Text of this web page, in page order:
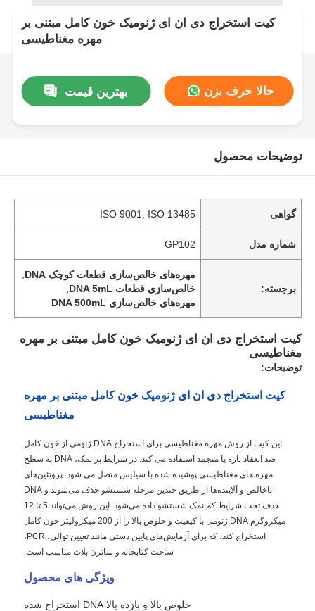
کیت استخراج دی ان ای ژنومیک خون کامل مبتنی بر
مهره مغناطیسی
بهترین قیمت حالا حرف بزن
توضیحات محصول
گواهی ISO 9001, ISO 13485
شماره مدل GP102
برجسته:
مهره‌های خالص‌سازی قطعات کوچک DNA
خالص‌سازی قطعات DNA 5mL
مهره‌های خالص‌سازی DNA 500mL
کیت استخراج دی ان ای ژنومیک خون کامل مبتنی بر مهره
مغناطیسی
توضیحات:
کیت استخراج دی ان ای ژنومیک خون کامل مبتنی بر مهره
مغناطیسی
این کیت از روش مهره مغناطیسی برای استخراج DNA ژنومی از خون کامل
ضد انعقاد تازه یا منجمد استفاده می کند. در شرایط پر نمک، DNA به سطح
مهره های مغناطیسی پوشیده شده با سیلیس متصل می شود. پروتئین‌های
ناخالص و آلاینده‌ها از طریق چندین مرحله شستشو حذف می‌شوند و DNA
هدف تحت شرایط کم نمک شستشو داده می‌شود. این روش می‌تواند 5 تا 12
میکروگرم DNA ژنومی با کیفیت و خلوص بالا را از 200 میکرولیتر خون کامل
استخراج کند، که برای آزمایش‌های پایین دستی مانند تعیین توالی، PCR،
ساخت کتابخانه و ساترن بلات مناسب است.
ویژگی های محصول
خلوص بالا و بازده بالا DNA استخراج شده